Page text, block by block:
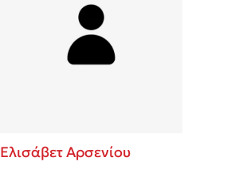
Ελισάβετ Αρσενίου